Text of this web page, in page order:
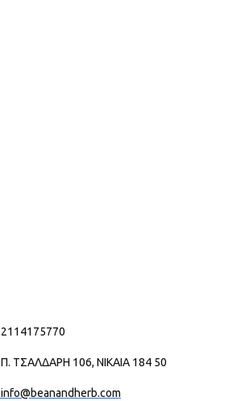
2114175770
Π. ΤΣΑΛΔΆΡΗ 106, ΝΊΚΑΙΑ 184 50
info@beanandherb.com